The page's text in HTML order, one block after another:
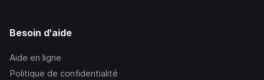
Besoin d'aide
Aide en ligne
Politique de confidentialité